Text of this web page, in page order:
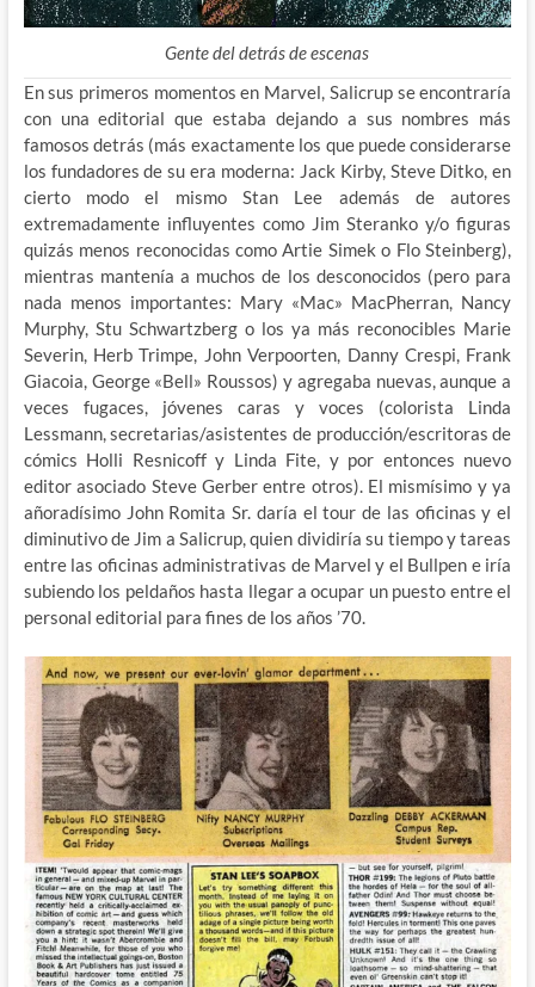
Gente del detrás de escenas
En sus primeros momentos en Marvel, Salicrup se encontraría
con una editorial que estaba dejando a sus nombres más
famosos detrás (más exactamente los que puede considerarse
los fundadores de su era moderna: Jack Kirby, Steve Ditko, en
cierto modo el mismo Stan Lee además de autores
extremadamente influyentes como Jim Steranko y/o figuras
quizás menos reconocidas como Artie Simek o Flo Steinberg),
mientras mantenía a muchos de los desconocidos (pero para
nada menos importantes: Mary «Mac» MacPherran, Nancy
Murphy, Stu Schwartzberg o los ya más reconocibles Marie
Severin, Herb Trimpe, John Verpoorten, Danny Crespi, Frank
Giacoia, George «Bell» Roussos) y agregaba nuevas, aunque a
veces fugaces, jóvenes caras y voces (colorista Linda
Lessmann, secretarias/asistentes de producción/escritoras de
cómics Holli Resnicoff y Linda Fite, y por entonces nuevo
editor asociado Steve Gerber entre otros). El mismísimo y ya
añoradísimo John Romita Sr. daría el tour de las oficinas y el
diminutivo de Jim a Salicrup, quien dividiría su tiempo y tareas
entre las oficinas administrativas de Marvel y el Bullpen e iría
subiendo los peldaños hasta llegar a ocupar un puesto entre el
personal editorial para fines de los años ’70.